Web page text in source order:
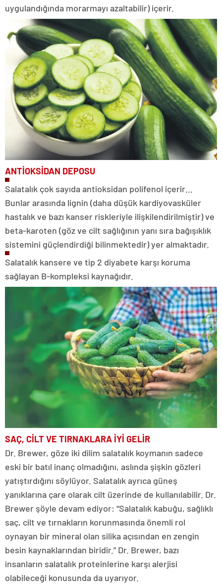
uygulandığında morarmayı azaltabilir) içerir.
ANTİOKSİDAN DEPOSU
Salatalık çok sayıda antioksidan polifenol içerir…
Bunlar arasında lignin (daha düşük kardiyovasküler
hastalık ve bazı kanser riskleriyle ilişkilendirilmiştir) ve
beta-karoten (göz ve cilt sağlığının yanı sıra bağışıklık
sistemini güçlendirdiği bilinmektedir) yer almaktadır.
Salatalık kansere ve tip 2 diyabete karşı koruma
sağlayan B-kompleksi kaynağıdır.
SAÇ, CİLT VE TIRNAKLARA İYİ GELİR
Dr. Brewer, göze iki dilim salatalık koymanın sadece
eski bir batıl inanç olmadığını, aslında şişkin gözleri
yatıştırdığını söylüyor. Salatalık ayrıca güneş
yanıklarına çare olarak cilt üzerinde de kullanılabilir. Dr.
Brewer şöyle devam ediyor: “Salatalık kabuğu, sağlıklı
saç, cilt ve tırnakların korunmasında önemli rol
oynayan bir mineral olan silika açısından en zengin
besin kaynaklarından biridir.” Dr. Brewer, bazı
insanların salatalık proteinlerine karşı alerjisi
olabileceği konusunda da uyarıyor.